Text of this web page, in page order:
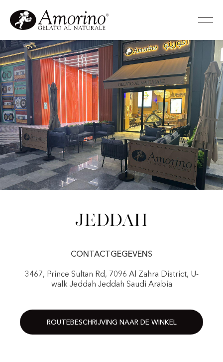
Jeddah
CONTACTGEGEVENS
3467, Prince Sultan Rd, 7096 Al Zahra District, U-
walk Jeddah Jeddah Saudi Arabia
ROUTEBESCHRIJVING NAAR DE WINKEL